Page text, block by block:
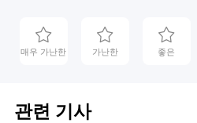
매우 가난한 가난한 좋은
관련 기사